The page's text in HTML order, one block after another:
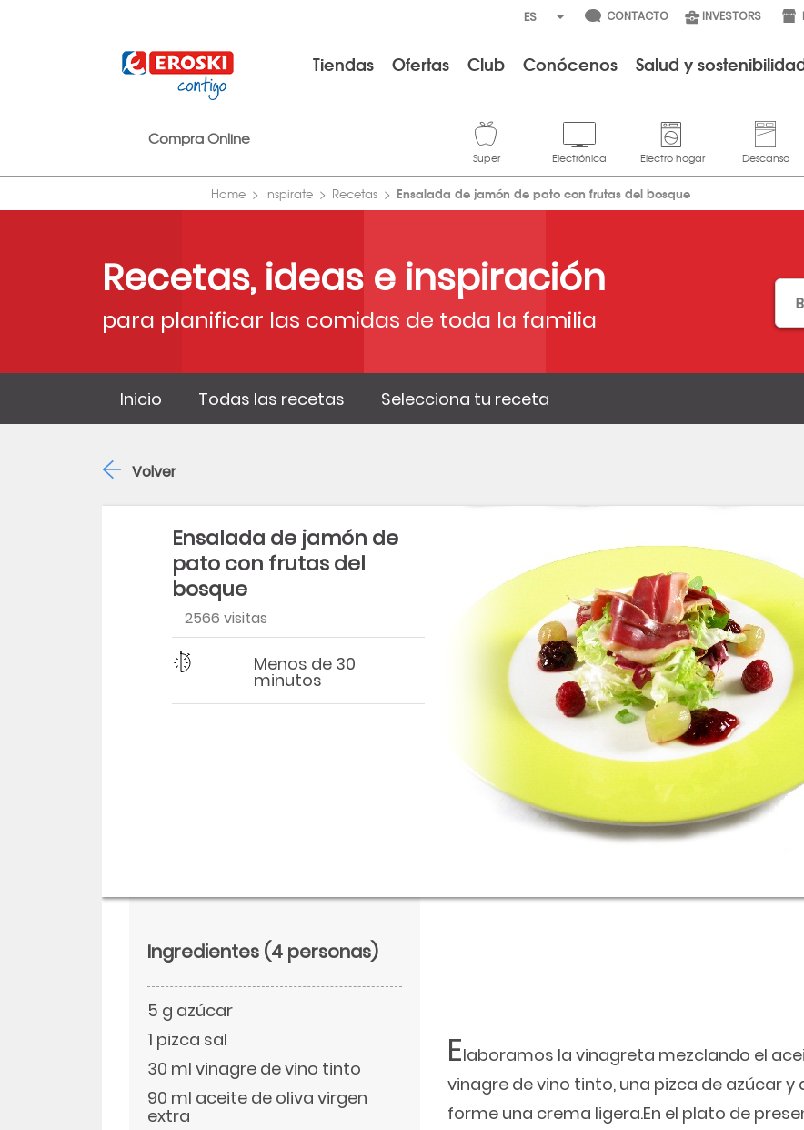
CONTACTO INVESTORS
Tiendas Ofertas Club Conócenos Salud y
Compra Online
Home Inspirate Recetas Ensalada de jamón de pato con frutas del bosque
Recetas, ideas e inspiración
para planificar las comidas de toda la familia
Inicio Todas las recetas Selecciona tu receta
Ensalada de jamón de
pato con frutas del
bosque
2566 visitas
Dificultad
Tiempo Menos de 30
minutos
Elaboramos la vinagreta mezclando el
vinagre de vino tinto, una pizca de azúcar
forme una crema ligera.En el plato de
Ingredientes (4 personas)
5 g azúcar
1 pizca sal
30 ml vinagre de vino tinto
90 ml aceite de oliva virgen
extra
Volver